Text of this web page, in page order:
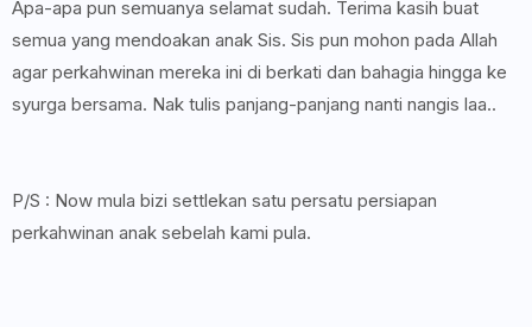
Apa-apa pun semuanya selamat sudah. Terima kasih buat
semua yang mendoakan anak Sis. Sis pun mohon pada Allah
agar perkahwinan mereka ini di berkati dan bahagia hingga ke
syurga bersama. Nak tulis panjang-panjang nanti nangis laa..
P/S : Now mula bizi settlekan satu persatu persiapan
perkahwinan anak sebelah kami pula.